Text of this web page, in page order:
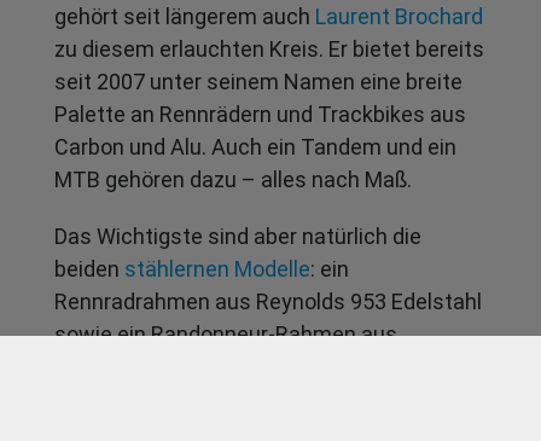
gehört seit längerem auch Laurent Brochard
zu diesem erlauchten Kreis. Er bietet bereits
seit 2007 unter seinem Namen eine breite
Palette an Rennrädern und Trackbikes aus
Carbon und Alu. Auch ein Tandem und ein
MTB gehören dazu – alles nach Maß.
Das Wichtigste sind aber natürlich die
beiden stählernen Modelle: ein
Rennradrahmen aus Reynolds 953 Edelstahl
sowie ein Randonneur-Rahmen aus